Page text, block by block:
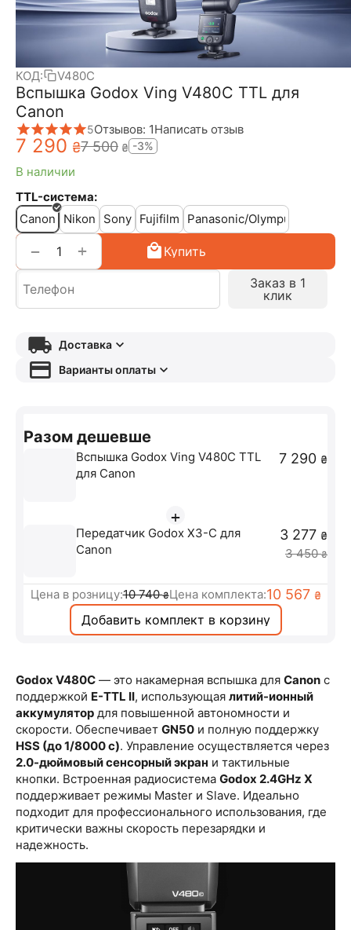
КОД: V480C
Вспышка Godox Ving V480C TTL для
Canon
5Отзывов: 1Написать отзыв
7 290 ₴7 500 ₴ -3%
В наличии
TTL-система:
Canon
Nikon Sony Fujifilm Panasonic/Olympus
+
−
Купить
Заказ в 1
клик
Доставка
Варианты оплаты
Разом дешевше
Вспышка Godox Ving V480C TTL
для Canon
7 290 ₴
+
Передатчик Godox X3-C для
Canon
3 277 ₴
3 450 ₴
Цена в розницу:10 740 ₴Цена комплекта:10 567 ₴
Добавить комплект в корзину
Godox V480C — это накамерная вспышка для Canon с
поддержкой E-TTL II, использующая литий-ионный
аккумулятор для повышенной автономности и
скорости. Обеспечивает GN50 и полную поддержку
HSS (до 1/8000 с). Управление осуществляется через
2.0-дюймовый сенсорный экран и тактильные
кнопки. Встроенная радиосистема Godox 2.4GHz X
поддерживает режимы Master и Slave. Идеально
подходит для профессионального использования, где
критически важны скорость перезарядки и
надежность.